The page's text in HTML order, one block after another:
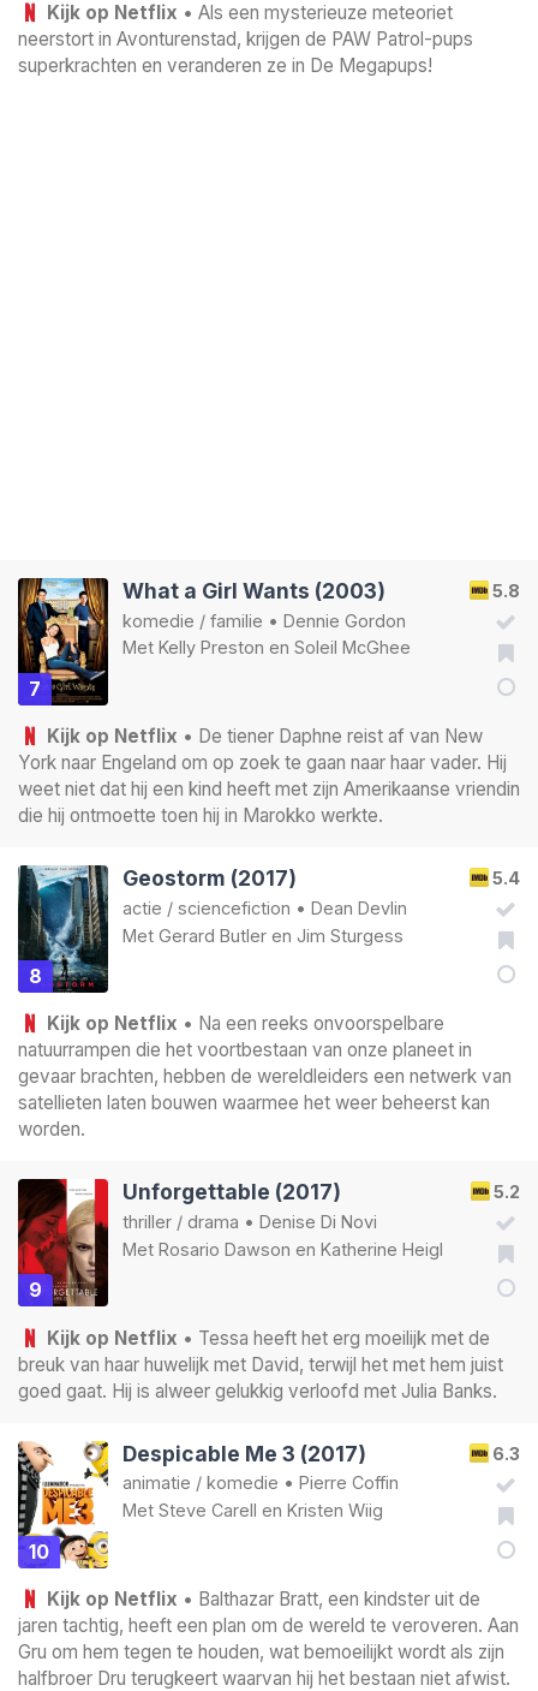
Kijk op Netflix • Als een mysterieuze meteoriet
neerstort in Avonturenstad, krijgen de PAW Patrol-pups
superkrachten en veranderen ze in De Megapups!
7
5.8
What a Girl Wants (2003)
komedie / familie • Dennie Gordon
Met Kelly Preston en Soleil McGhee
Kijk op Netflix • De tiener Daphne reist af van New
York naar Engeland om op zoek te gaan naar haar vader. Hij
weet niet dat hij een kind heeft met zijn Amerikaanse vriendin
die hij ontmoette toen hij in Marokko werkte.
8
5.4
Geostorm (2017)
actie / sciencefiction • Dean Devlin
Met Gerard Butler en Jim Sturgess
Kijk op Netflix • Na een reeks onvoorspelbare
natuurrampen die het voortbestaan van onze planeet in
gevaar brachten, hebben de wereldleiders een netwerk van
satellieten laten bouwen waarmee het weer beheerst kan
worden.
9
5.2
Unforgettable (2017)
thriller / drama • Denise Di Novi
Met Rosario Dawson en Katherine Heigl
Kijk op Netflix • Tessa heeft het erg moeilijk met de
breuk van haar huwelijk met David, terwijl het met hem juist
goed gaat. Hij is alweer gelukkig verloofd met Julia Banks.
10
6.3
Despicable Me 3 (2017)
animatie / komedie • Pierre Coffin
Met Steve Carell en Kristen Wiig
Kijk op Netflix • Balthazar Bratt, een kindster uit de
jaren tachtig, heeft een plan om de wereld te veroveren. Aan
Gru om hem tegen te houden, wat bemoeilijkt wordt als zijn
halfbroer Dru terugkeert waarvan hij het bestaan niet afwist.